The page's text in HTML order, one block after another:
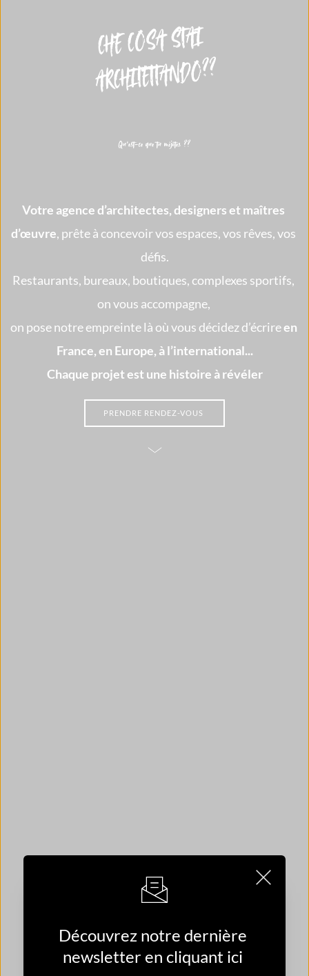
Qu’est-ce que tu mijotes ??
Votre agence d’architectes, designers et maîtres
d’œuvre, prête à concevoir vos espaces, vos rêves, vos
défis.
Restaurants, bureaux, boutiques, complexes sportifs,
on vous accompagne,
on pose notre empreinte là où vous décidez d’écrire en
France, en Europe, à l’international...
Chaque projet est une histoire à révéler
PRENDRE RENDEZ-VOUS
Découvrez notre dernière
newsletter en cliquant ici